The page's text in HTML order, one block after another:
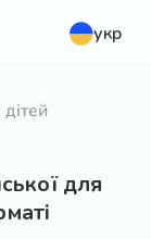
укр
для